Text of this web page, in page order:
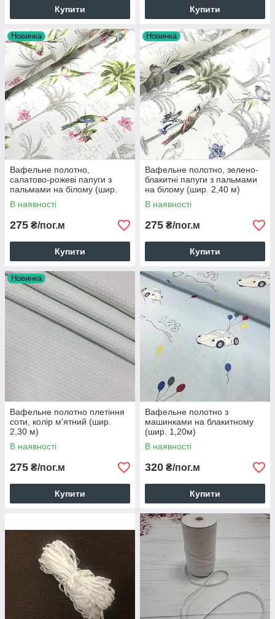
Купити Купити
Новинка
Вафельне полотно,
салатово-рожеві папуги з
пальмами на білому (шир.
2,40 м)
В наявності
275 ₴/пог.м
Купити
Новинка
Вафельне полотно, зелено-
блакитні папуги з пальмами
на білому (шир. 2,40 м)
В наявності
275 ₴/пог.м
Купити
Новинка
Вафельне полотно плетіння
соти, колір м'ятний (шир.
2,30 м)
В наявності
275 ₴/пог.м
Купити
Вафельне полотно з
машинками на блакитному
(шир. 1,20м)
В наявності
320 ₴/пог.м
Купити